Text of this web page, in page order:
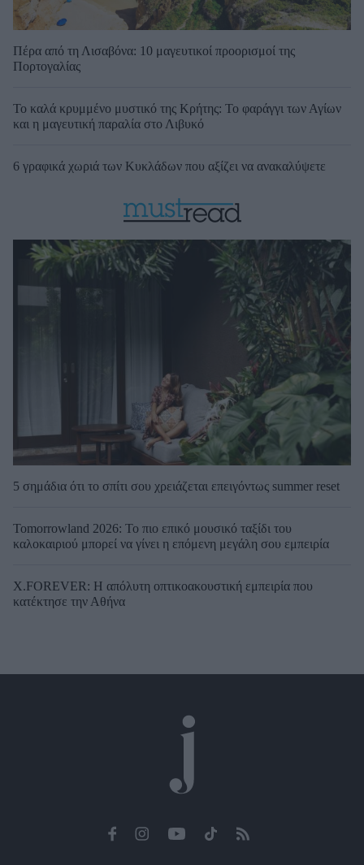
Πέρα από τη Λισαβόνα: 10 μαγευτικοί προορισμοί της
Πορτογαλίας
Το καλά κρυμμένο μυστικό της Κρήτης: Το φαράγγι των Αγίων
και η μαγευτική παραλία στο Λιβυκό
6 γραφικά χωριά των Κυκλάδων που αξίζει να ανακαλύψετε
5 σημάδια ότι το σπίτι σου χρειάζεται επειγόντως summer reset
Tomorrowland 2026: Το πιο επικό μουσικό ταξίδι του
καλοκαιριού μπορεί να γίνει η επόμενη μεγάλη σου εμπειρία
X.FOREVER: Η απόλυτη οπτικοακουστική εμπειρία που
κατέκτησε την Αθήνα